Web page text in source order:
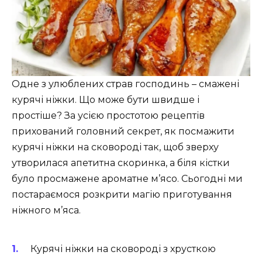
Одне з улюблених страв господинь – смажені
курячі ніжки. Що може бути швидше і
простіше? За усією простотою рецептів
прихований головний секрет, як посмажити
курячі ніжки на сковороді так, щоб зверху
утворилася апетитна скоринка, а біля кістки
було просмажене ароматне м’ясо. Сьогодні ми
постараємося розкрити магію приготування
ніжного м’яса.
Курячі ніжки на сковороді з хрусткою